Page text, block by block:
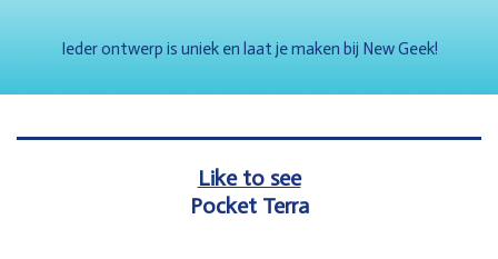
Ieder ontwerp is uniek en laat je maken bij New Geek!
Like to see
Pocket Terra